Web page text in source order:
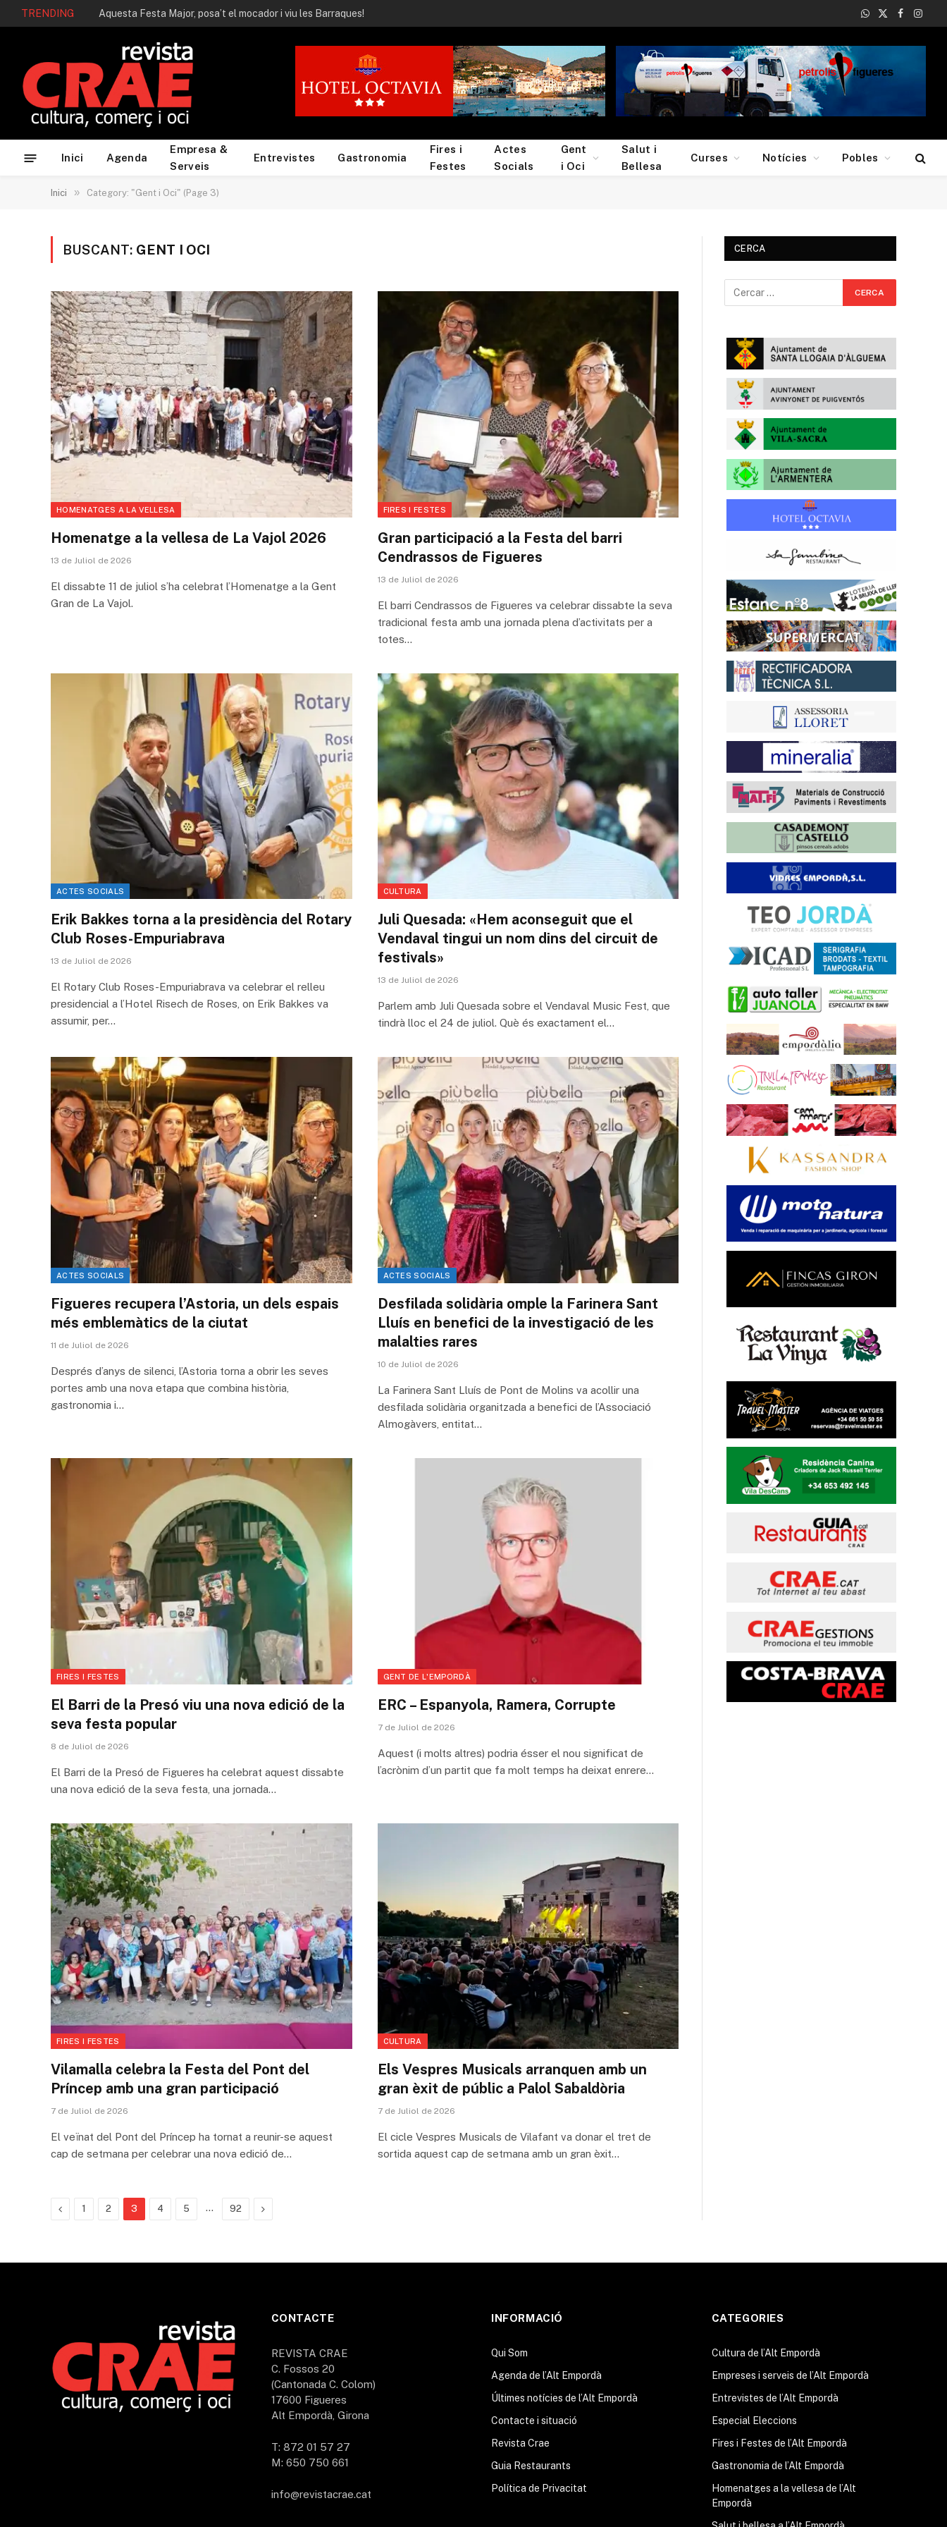
TRENDING Aquesta Festa Major, posa’t el mocador i viu les Barraques!
WhatsApp
X
Facebook
Inici Agenda
Empresa &
Serveis
Entrevistes Gastronomia
Fires i
Festes
Actes
Socials
Gent
i Oci
Salut i
Bellesa
Curses Notícies Pobles
Inici » Category: "Gent i Oci" (Page 3)
BUSCANT: GENT I OCI
HOMENATGES A LA VELLESA
Homenatge a la vellesa de La Vajol 2026
13 de Juliol de 2026
El dissabte 11 de juliol s’ha celebrat l’Homenatge a la Gent
Gran de La Vajol.
FIRES I FESTES
Gran participació a la Festa del barri
Cendrassos de Figueres
13 de Juliol de 2026
El barri Cendrassos de Figueres va celebrar dissabte la seva
tradicional festa amb una jornada plena d’activitats per a
totes…
ACTES SOCIALS
Erik Bakkes torna a la presidència del Rotary
Club Roses-Empuriabrava
13 de Juliol de 2026
El Rotary Club Roses-Empuriabrava va celebrar el relleu
presidencial a l’Hotel Risech de Roses, on Erik Bakkes va
assumir, per…
CULTURA
Juli Quesada: «Hem aconseguit que el
Vendaval tingui un nom dins del circuit de
festivals»
13 de Juliol de 2026
Parlem amb Juli Quesada sobre el Vendaval Music Fest, que
tindrà lloc el 24 de juliol. Què és exactament el…
ACTES SOCIALS
Figueres recupera l’Astoria, un dels espais
més emblemàtics de la ciutat
11 de Juliol de 2026
Després d’anys de silenci, l’Astoria torna a obrir les seves
portes amb una nova etapa que combina història,
gastronomia i…
ACTES SOCIALS
Desfilada solidària omple la Farinera Sant
Lluís en benefici de la investigació de les
malalties rares
10 de Juliol de 2026
La Farinera Sant Lluís de Pont de Molins va acollir una
desfilada solidària organitzada a benefici de l’Associació
Almogàvers, entitat…
FIRES I FESTES
El Barri de la Presó viu una nova edició de la
seva festa popular
8 de Juliol de 2026
El Barri de la Presó de Figueres ha celebrat aquest dissabte
una nova edició de la seva festa, una jornada…
GENT DE L'EMPORDÀ
ERC – Espanyola, Ramera, Corrupte
7 de Juliol de 2026
Aquest (i molts altres) podria ésser el nou significat de
l’acrònim d’un partit que fa molt temps ha deixat enrere…
FIRES I FESTES
Vilamalla celebra la Festa del Pont del
Príncep amb una gran participació
7 de Juliol de 2026
El veïnat del Pont del Príncep ha tornat a reunir-se aquest
cap de setmana per celebrar una nova edició de…
CULTURA
Els Vespres Musicals arranquen amb un
gran èxit de públic a Palol Sabaldòria
7 de Juliol de 2026
El cicle Vespres Musicals de Vilafant va donar el tret de
sortida aquest cap de setmana amb un gran èxit…
Previous
1 2 3 4 5 … 92 Next
CERCA
CONTACTE
REVISTA CRAE
C. Fossos 20
(Cantonada C. Colom)
17600 Figueres
Alt Empordà, Girona
T: 872 01 57 27
M: 650 750 661
info@revistacrae.cat
INFORMACIÓ
Qui Som
Agenda de l’Alt Empordà
Últimes notícies de l’Alt Empordà
Contacte i situació
Revista Crae
Guia Restaurants
Política de Privacitat
CATEGORIES
Cultura de l’Alt Empordà
Empreses i serveis de l’Alt Empordà
Entrevistes de l’Alt Empordà
Especial Eleccions
Fires i Festes de l’Alt Empordà
Gastronomia de l’Alt Empordà
Homenatges a la vellesa de l’Alt
Empordà